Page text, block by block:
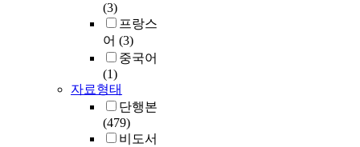
(3)
프랑스
어 (3)
중국어
(1)
자료형태
단행본
(479)
비도서